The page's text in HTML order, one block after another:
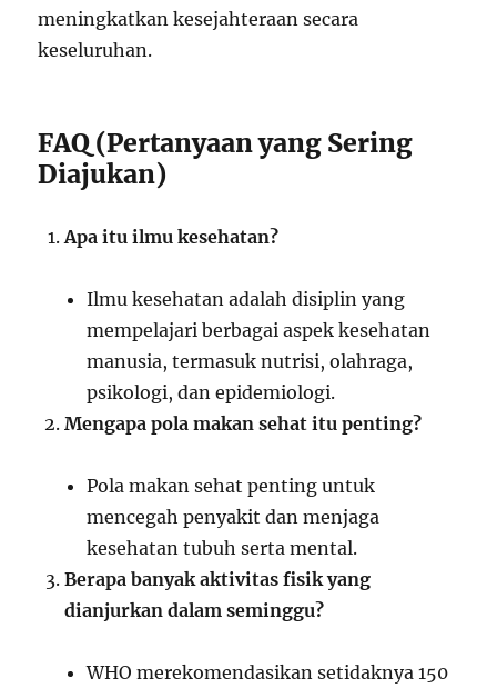
meningkatkan kesejahteraan secara
keseluruhan.
FAQ (Pertanyaan yang Sering
Diajukan)
Apa itu ilmu kesehatan?
Ilmu kesehatan adalah disiplin yang
mempelajari berbagai aspek kesehatan
manusia, termasuk nutrisi, olahraga,
psikologi, dan epidemiologi.
Mengapa pola makan sehat itu penting?
Pola makan sehat penting untuk
mencegah penyakit dan menjaga
kesehatan tubuh serta mental.
Berapa banyak aktivitas fisik yang
dianjurkan dalam seminggu?
WHO merekomendasikan setidaknya 150